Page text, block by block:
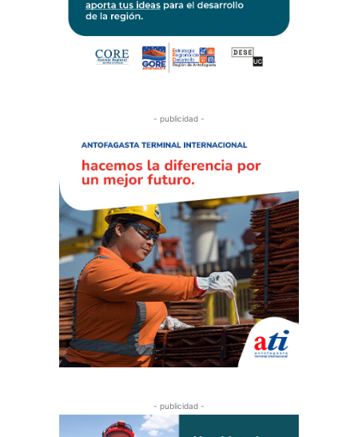
- publicidad -
- publicidad -